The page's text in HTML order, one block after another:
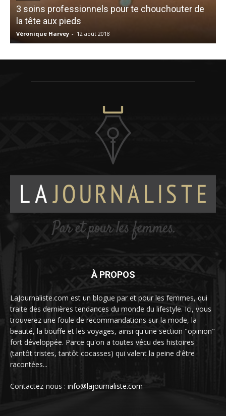
3 soins professionnels pour te chouchouter de
la tête aux pieds
Véronique Harvey - 12 août 2018
À PROPOS
LaJournaliste.com est un blogue par et pour les femmes, qui
traite des dernières tendances du monde du lifestyle. Ici, vous
trouverez une foule de recommandations sur la mode, la
beauté, la bouffe et les voyages, ainsi qu'une section "opinion"
fort développée. Parce qu'on a toutes vécu des histoires
(tantôt tristes, tantôt cocasses) qui valent la peine d'être
racontées...
Contactez-nous : info@lajournaliste.com